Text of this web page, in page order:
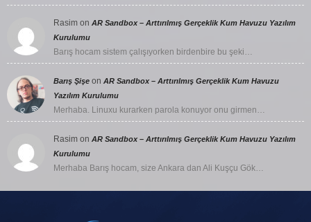
Rasim on AR Sandbox – Arttırılmış Gerçeklik Kum Havuzu Yazılım
Kurulumu
Barış hocam sistem çalışıyorken birdenbire bu şeki…
Barış Şişe on AR Sandbox – Arttırılmış Gerçeklik Kum Havuzu
Yazılım Kurulumu
Merhaba. Linuxu kurarken parola konuyor onu girmen…
Rasim on AR Sandbox – Arttırılmış Gerçeklik Kum Havuzu Yazılım
Kurulumu
Merhaba Barış hocam, size Ankara dan Ali Kuşçu Gök…